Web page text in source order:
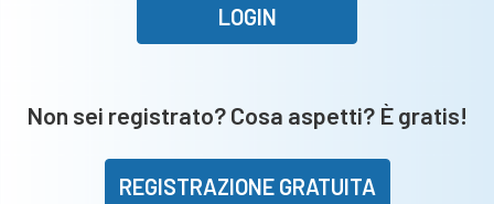
gara
LOGIN
Non sei registrato? Cosa aspetti? È gratis!
REGISTRAZIONE GRATUITA